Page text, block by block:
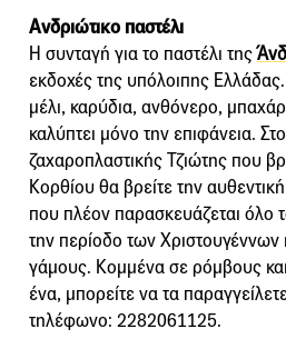
Ανδριώτικο παστέλι
Η συνταγή για το παστέλι της
εκδοχές της υπόλοιπης
μέλι, καρύδια, ανθόνερο,
καλύπτει μόνο την επιφάνεια.
ζαχαροπλαστικής Τζιώτης που
Κορθίου θα βρείτε την
που πλέον παρασκευάζεται όλο
την περίοδο των Χριστουγέννων
γάμους. Κομμένα σε ρόμβους
ένα, μπορείτε να τα
τηλέφωνο: 2282061125.